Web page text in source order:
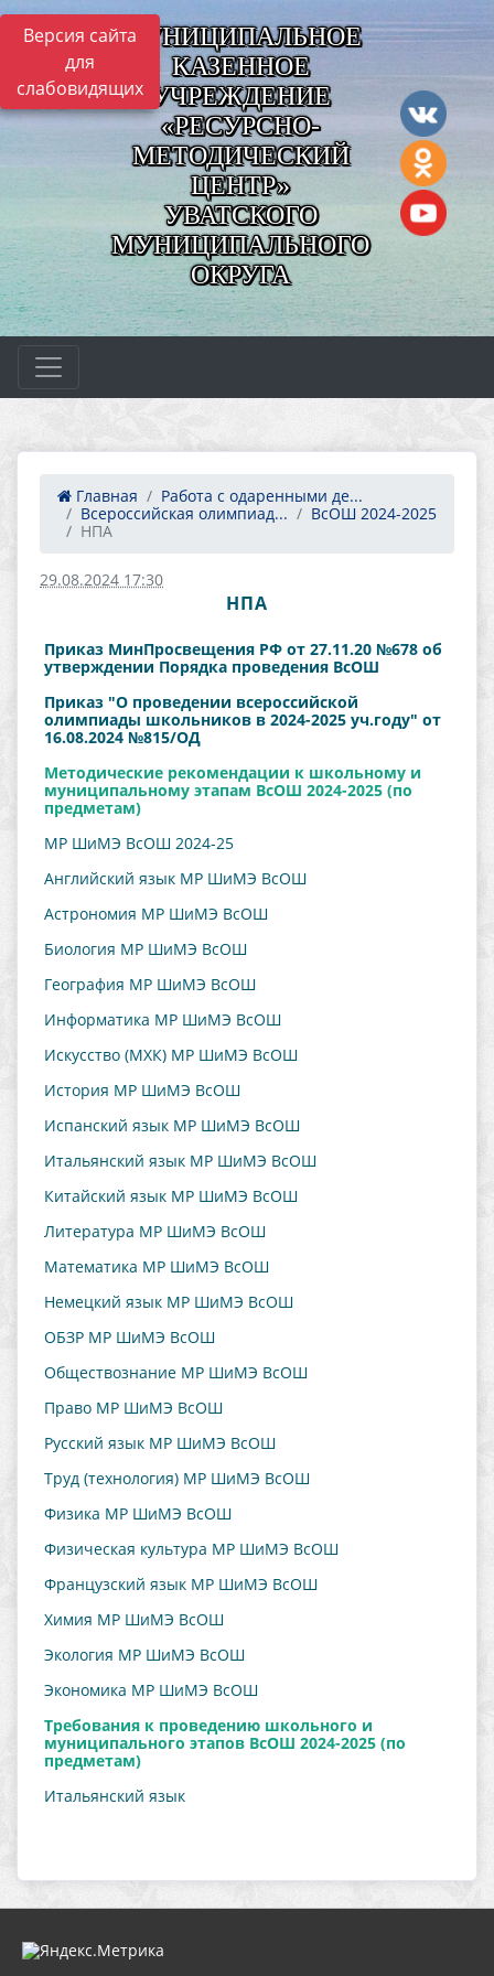
Версия сайта
для
слабовидящих
МУНИЦИПАЛЬНОЕ
КАЗЕННОЕ
УЧРЕЖДЕНИЕ
«РЕСУРСНО-
МЕТОДИЧЕСКИЙ
ЦЕНТР»
УВАТСКОГО
МУНИЦИПАЛЬНОГО
ОКРУГА
Главная
Работа с одаренными де...
Всероссийская олимпиад...
ВсОШ 2024-2025
НПА
29.08.2024 17:30
НПА
Приказ МинПросвещения РФ от 27.11.20 №678 об
утверждении Порядка проведения ВсОШ
Приказ "О проведении всероссийской
олимпиады школьников в 2024-2025 уч.году" от
16.08.2024 №815/ОД
Методические рекомендации к школьному и
муниципальному этапам ВсОШ 2024-2025 (по
предметам)
МР ШиМЭ ВсОШ 2024-25
Английский язык МР ШиМЭ ВсОШ
Астрономия МР ШиМЭ ВсОШ
Биология МР ШиМЭ ВсОШ
География МР ШиМЭ ВсОШ
Информатика МР ШиМЭ ВсОШ
Искусство (МХК) МР ШиМЭ ВсОШ
История МР ШиМЭ ВсОШ
Испанский язык МР ШиМЭ ВсОШ
Итальянский язык МР ШиМЭ ВсОШ
Китайский язык МР ШиМЭ ВсОШ
Литература МР ШиМЭ ВсОШ
Математика МР ШиМЭ ВсОШ
Немецкий язык МР ШиМЭ ВсОШ
ОБЗР МР ШиМЭ ВсОШ
Обществознание МР ШиМЭ ВсОШ
Право МР ШиМЭ ВсОШ
Русский язык МР ШиМЭ ВсОШ
Труд (технология) МР ШиМЭ ВсОШ
Физика МР ШиМЭ ВсОШ
Физическая культура МР ШиМЭ ВсОШ
Французский язык МР ШиМЭ ВсОШ
Химия МР ШиМЭ ВсОШ
Экология МР ШиМЭ ВсОШ
Экономика МР ШиМЭ ВсОШ
Требования к проведению школьного и
муниципального этапов ВсОШ 2024-2025 (по
предметам)
Итальянский язык